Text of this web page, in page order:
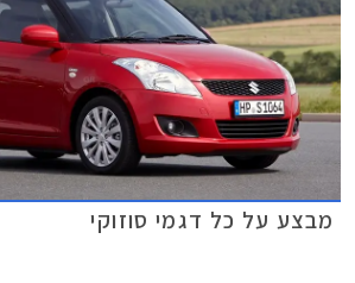
מבצע על כל דגמי סוזוקי